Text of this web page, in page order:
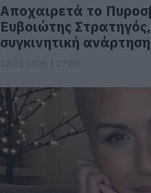
Αποχαιρετά το
Ευβοιώτης
συγκινητική ανάρτηση